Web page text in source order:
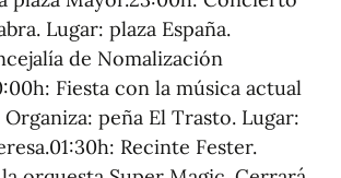
Lugar: plaza España.
de Nomalización
Fiesta con la música actual
Organiza: peña El Trasto. Lugar:
Recinte Fester.